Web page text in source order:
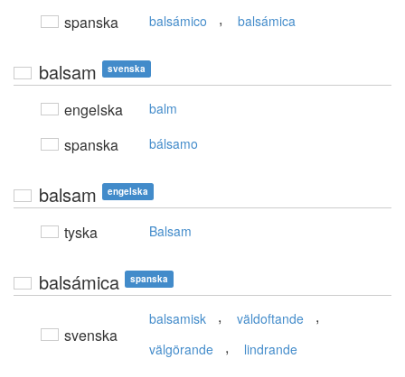
spanska balsámico , balsámica
balsam svenska
engelska balm
spanska bálsamo
balsam engelska
tyska Balsam
balsámica spanska
svenska
balsamisk , väldoftande ,
välgörande , lindrande